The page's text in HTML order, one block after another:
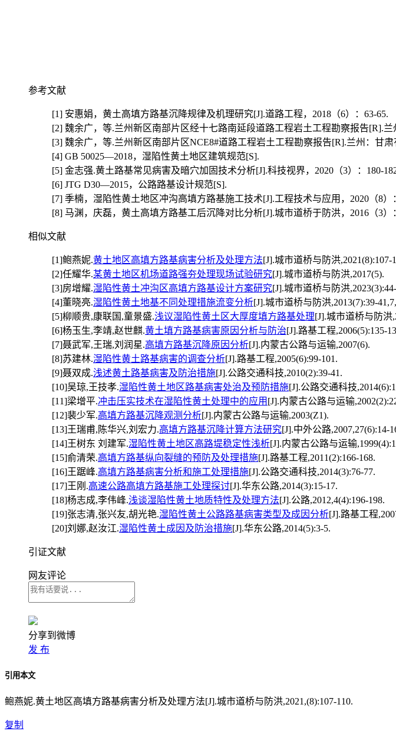
参考文献
[1] 安惠娟，黄土高填方路基沉降规律及机理研究[J].道路工程，2018（6）：63-65.
[2] 魏余广，等.兰州新区南部片区经十七路南延段道路工程岩土工程勘察报告[R].
[3] 魏余广，等.兰州新区南部片区NCE8#道路工程岩土工程勘察报告[R].兰州：甘
[4] GB 50025—2018，湿陷性黄土地区建筑规范[S].
[5] 金志强.黄土路基常见病害及暗穴加固技术分析[J].科技视界，2020（3）：180-
[6] JTG D30—2015，公路路基设计规范[S].
[7] 季楠，湿陷性黄土地区冲沟高填方路基施工技术[J].工程技术与应用，2020（8）
[8] 马渊，庆磊，黄土高填方路基工后沉降对比分析[J].城市道桥于防洪，2016（3）
相似文献
[1]鲍燕妮.黄土地区高填方路基病害分析及处理方法[J].城市道桥与防洪,2021(8):107-
[2]任耀华.某黄土地区机场道路强夯处理现场试验研究[J].城市道桥与防洪,2017(5).
[3]房增耀.湿陷性黄土冲沟区高填方路基设计方案研究[J].城市道桥与防洪
[4]董晓亮.湿陷性黄土地基不同处理措施流变分析[J].城市道桥与防洪,2013(7):39-
[5]柳顺贵,康联国,童景盛.浅议湿陷性黄土区大厚度填方路基处理[J].城市道桥与防洪
[6]杨玉生,李靖,赵世麒.黄土填方路基病害原因分析与防治[J].路基工程,2006(5):135-
[7]聂武军,王瑞,刘润星.高填方路基沉降原因分析[J].内蒙古公路与运输,2007(6).
[8]苏建林.湿陷性黄土路基病害的调查分析[J].路基工程,2005(6):99-101.
[9]聂双成.浅述黄土路基病害及防治措施[J].公路交通科技,2010(2):39-41.
[10]吴琼,王技孝.湿陷性黄土地区路基病害处治及预防措施[J].公路交通科技
[11]梁增平.冲击压实技术在湿陷性黄土处理中的应用 [J].内蒙古公路与运输
[12]裴少军.高填方路基沉降观测分析[J].内蒙古公路与运输,2003(Z1).
[13]王瑞甫,陈华兴,刘宏力.高填方路基沉降计算方法研究[J].中外公路,2007,27(6):14-
[14]王树东 刘建军.湿陷性黄土地区高路堤稳定性浅析[J].内蒙古公路与运输
[15]俞清荣.高填方路基纵向裂缝的预防及处理措施[J].路基工程,2011(2):166-168.
[16]王踞峰.高填方路基病害分析和施工处理措施[J].公路交通科技,2014(3):76-77.
[17]王刚.高速公路高填方路基施工处理探讨[J].华东公路,2014(3):15-17.
[18]杨志成,李伟峰.浅谈湿陷性黄土地质特性及处理方法[J].公路,2012,4(4):196-198.
[19]张志清,张兴友,胡光艳.湿陷性黄土公路路基病害类型及成因分析[J].路基工程
[20]刘娜,赵汝江.湿陷性黄土成因及防治措施[J].华东公路,2014(5):3-5.
引证文献
网友评论
分享到微博
发 布
引用本文
鲍燕妮.黄土地区高填方路基病害分析及处理方法[J].城市道桥与防洪,2021,(8):107-110.
复制